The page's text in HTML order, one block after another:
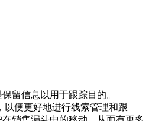
留信息以用于跟踪目的。
以便更好地进行线索管理和跟